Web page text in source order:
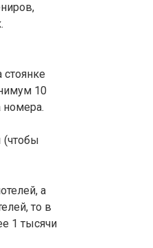
10
номера.
(чтобы
а
то в
1 тысячи